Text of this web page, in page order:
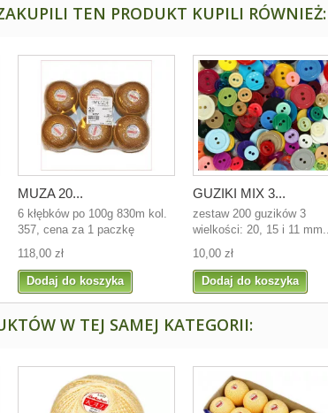
TEN PRODUKT KUPILI RÓWNIEŻ:
MUZA 20...
6 kłębków po 100g 830m kol.
357, cena za 1 paczkę
118,00 zł
Dodaj do koszyka
GUZIKI MIX 3...
zestaw 200 guzików 3
wielkości: 20, 15 i 11 mm...
10,00 zł
Dodaj do koszyka
W TEJ SAMEJ KATEGORII: